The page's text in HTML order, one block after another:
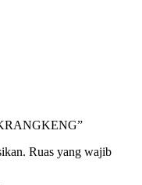
Ruas yang wajib